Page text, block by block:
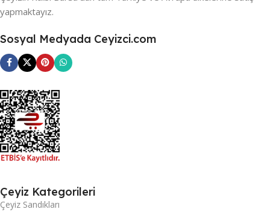
yapmaktayız.
Sosyal Medyada Ceyizci.com
Çeyiz Kategorileri
Çeyiz Sandıkları